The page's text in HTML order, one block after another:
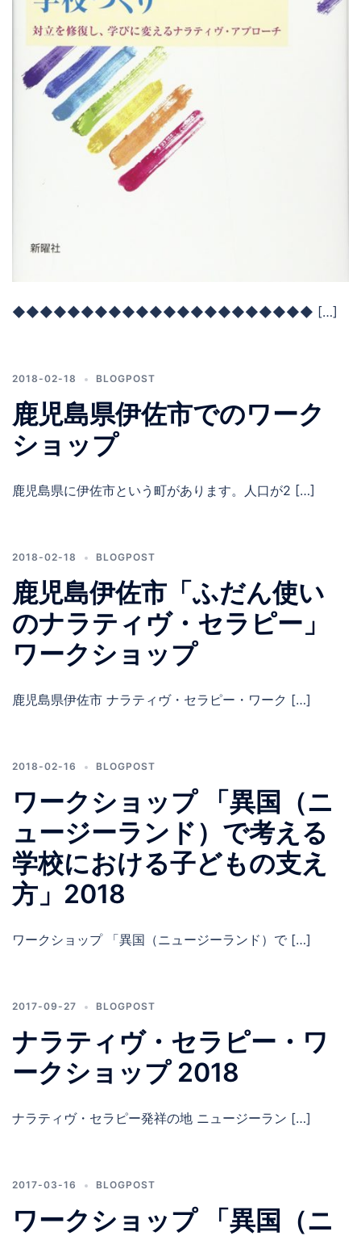
◆◆◆◆◆◆◆◆◆◆◆◆◆◆◆◆◆◆◆◆◆◆ […]
2018-02-18 BLOGPOST
鹿児島県伊佐市でのワーク
ショップ
鹿児島県に伊佐市という町があります。人口が2 […]
2018-02-18 BLOGPOST
鹿児島伊佐市「ふだん使い
のナラティヴ・セラピー」
ワークショップ
鹿児島県伊佐市 ナラティヴ・セラピー・ワーク […]
2018-02-16 BLOGPOST
ワークショップ 「異国（ニ
ュージーランド）で考える
学校における子どもの支え
方」2018
ワークショップ 「異国（ニュージーランド）で […]
2017-09-27 BLOGPOST
ナラティヴ・セラピー・ワ
ークショップ 2018
ナラティヴ・セラピー発祥の地 ニュージーラン […]
2017-03-16 BLOGPOST
ワークショップ 「異国（ニ